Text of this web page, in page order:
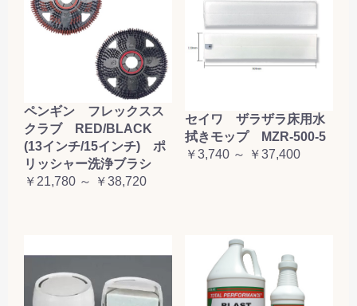
ペンギン フレックスス
クラブ RED/BLACK
(13インチ/15インチ) ポ
リッシャー洗浄ブラシ
￥21,780 ～ ￥38,720
セイワ ザラザラ床用水
拭きモップ MZR-500-5
￥3,740 ～ ￥37,400